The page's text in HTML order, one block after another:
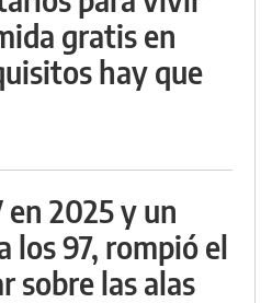
gratis en
hay que
2025 y un
los 97, rompió el
sobre las alas